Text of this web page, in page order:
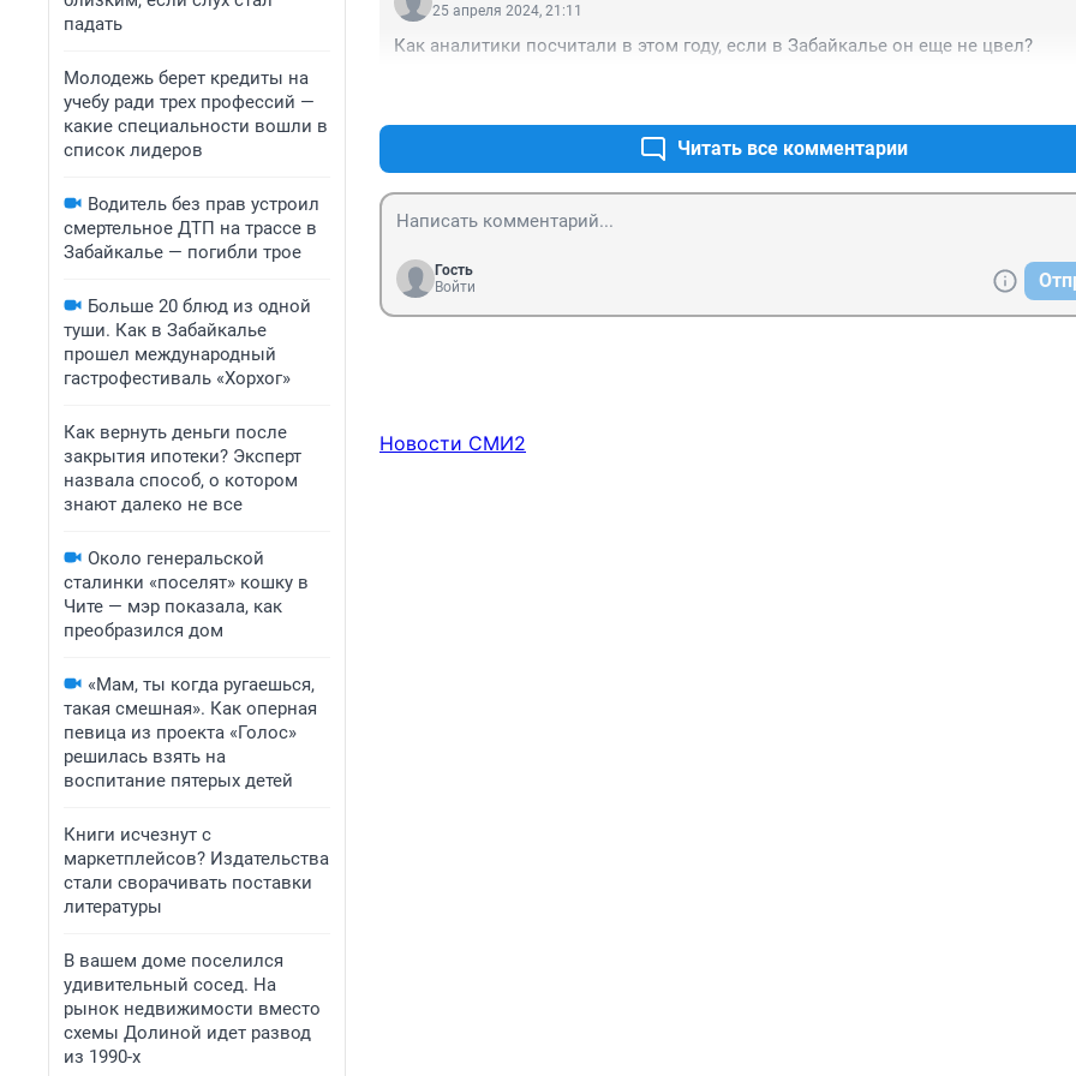
падать
Молодежь берет кредиты на
учебу ради трех профессий —
какие специальности вошли в
список лидеров
Водитель без прав устроил
смертельное ДТП на трассе в
Забайкалье — погибли трое
Больше 20 блюд из одной
туши. Как в Забайкалье
прошел международный
гастрофестиваль «Хорхог»
Как вернуть деньги после
закрытия ипотеки? Эксперт
назвала способ, о котором
знают далеко не все
Около генеральской
сталинки «поселят» кошку в
Чите — мэр показала, как
преобразился дом
«Мам, ты когда ругаешься,
такая смешная». Как оперная
певица из проекта «Голос»
решилась взять на
воспитание пятерых детей
Книги исчезнут с
маркетплейсов? Издательства
стали сворачивать поставки
литературы
В вашем доме поселился
удивительный сосед. На
рынок недвижимости вместо
схемы Долиной идет развод
из 1990-х
25 апреля 2024, 21:11
Как аналитики посчитали в этом году, если в Забайкалье он еще не цвел?
Читать все комментарии
Гость
Войти
Новости СМИ2